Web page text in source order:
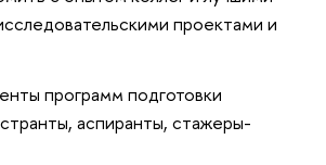
проектами и
программ подготовки
аспиранты, стажеры-